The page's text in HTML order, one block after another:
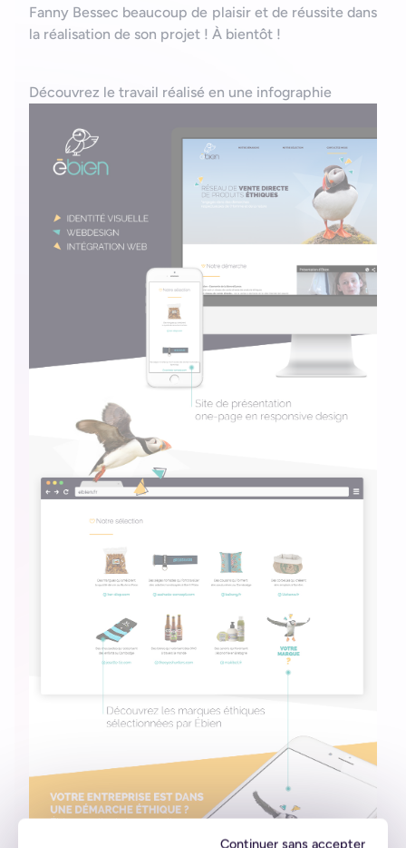
Continuer sans accepter
Fanny Bessec beaucoup de plaisir et de réussite dans
la réalisation de son projet ! À bientôt !
Découvrez le travail réalisé en une infographie